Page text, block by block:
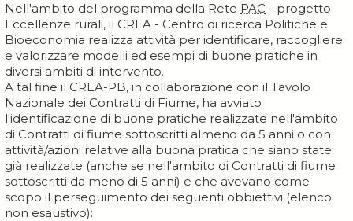
Nell'ambito del programma della Rete PAC - progetto
Eccellenze rurali, il CREA - Centro di ricerca Politiche e
Bioeconomia realizza attività per identificare, raccogliere
e valorizzare modelli ed esempi di buone pratiche in
diversi ambiti di intervento.
A tal fine il CREA-PB, in collaborazione con il Tavolo
Nazionale dei Contratti di Fiume, ha avviato
l'identificazione di buone pratiche realizzate nell'ambito
di Contratti di fiume sottoscritti almeno da 5 anni o con
attività/azioni relative alla buona pratica che siano state
già realizzate (anche se nell'ambito di Contratti di fiume
sottoscritti da meno di 5 anni) e che avevano come
scopo il perseguimento dei seguenti obbiettivi (elenco
non esaustivo):